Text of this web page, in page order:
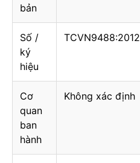
bản
Số /
ký
hiệu
TCVN9488:2012
Cơ
quan
ban
hành
Không xác định